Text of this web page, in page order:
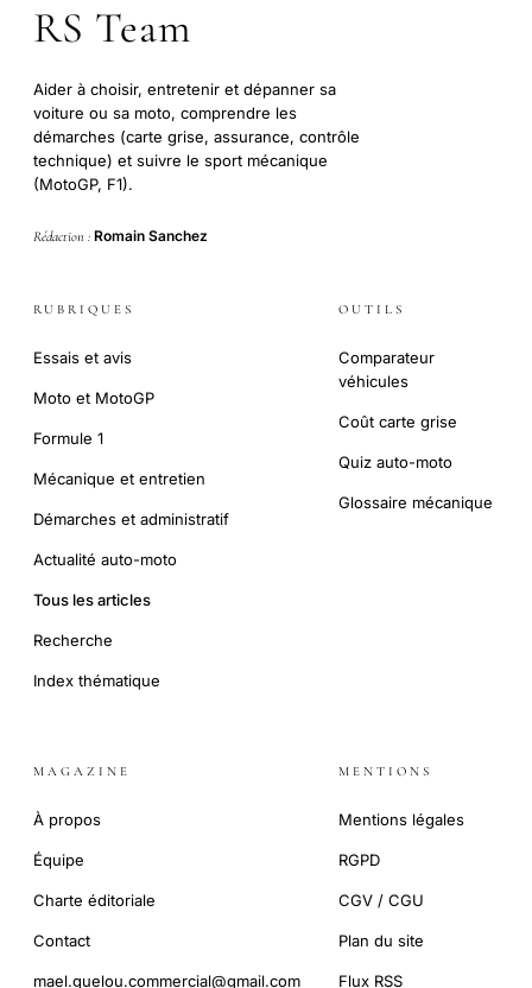
RS Team
Aider à choisir, entretenir et dépanner sa
voiture ou sa moto, comprendre les
démarches (carte grise, assurance, contrôle
technique) et suivre le sport mécanique
(MotoGP, F1).
Rédaction : Romain Sanchez
RUBRIQUES
Essais et avis
Moto et MotoGP
Formule 1
Mécanique et entretien
Démarches et administratif
Actualité auto-moto
Tous les articles
Recherche
Index thématique
OUTILS
Comparateur
véhicules
Coût carte grise
Quiz auto-moto
Glossaire mécanique
MAGAZINE
À propos
Équipe
Charte éditoriale
Contact
mael.guelou.commercial@gmail.com
MENTIONS
Mentions légales
RGPD
CGV / CGU
Plan du site
Flux RSS